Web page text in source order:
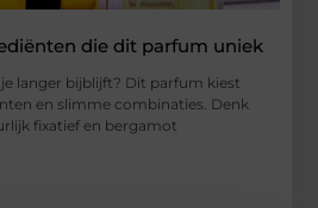
die dit parfum uniek
langer bijblijft? Dit parfum kiest
en slimme combinaties. Denk
fixatief en bergamot